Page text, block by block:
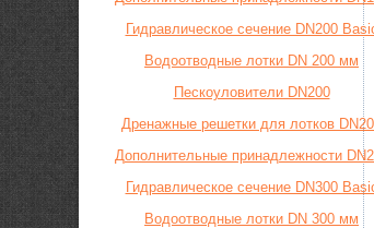
Гидравлическое сечение DN200
Водоотводные лотки DN 200 мм
Пескоуловители DN200
Дренажные решетки для лотков
Дополнительные принадлежности
Гидравлическое сечение DN300
Водоотводные лотки DN 300 мм